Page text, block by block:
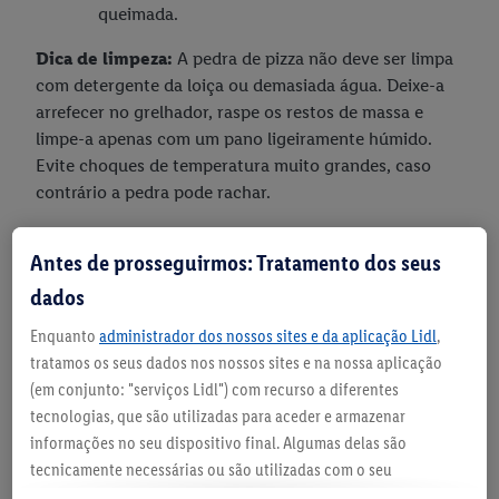
queimada.
Dica de limpeza: A pedra de pizza não deve ser limpa
com detergente da loiça ou demasiada água. Deixe-a
arrefecer no grelhador, raspe os restos de massa e
limpe-a apenas com um pano ligeiramente húmido.
Evite choques de temperatura muito grandes, caso
contrário a pedra pode rachar.
Antes de prosseguirmos: Tratamento dos seus
dados
Enquanto administrador dos nossos sites e da aplicação Lidl,
tratamos os seus dados nos nossos sites e na nossa aplicação
(em conjunto: "serviços Lidl") com recurso a diferentes
tecnologias, que são utilizadas para aceder e armazenar
informações no seu dispositivo final. Algumas delas são
tecnicamente necessárias ou são utilizadas com o seu